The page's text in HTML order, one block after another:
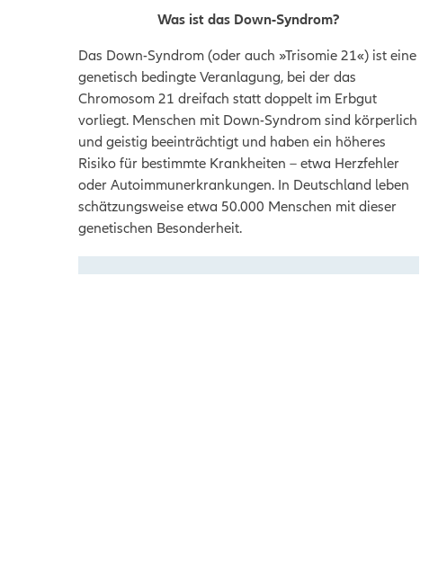
Was ist das Down-Syndrom?
Das Down-Syndrom (oder auch »Trisomie 21«) ist eine
genetisch bedingte Veranlagung, bei der das
Chromosom 21 dreifach statt doppelt im Erbgut
vorliegt. Menschen mit Down-Syndrom sind körperlich
und geistig beeinträchtigt und haben ein höheres
Risiko für bestimmte Krankheiten – etwa Herzfehler
oder Autoimmunerkrankungen. In Deutschland leben
schätzungsweise etwa 50.000 Menschen mit dieser
genetischen Besonderheit.